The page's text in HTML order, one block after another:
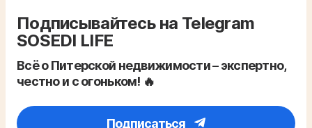
Подписывайтесь на Telegram
SOSEDI LIFE
Всё о Питерской недвижимости – экспертно,
честно и с огоньком! 🔥
Подписаться